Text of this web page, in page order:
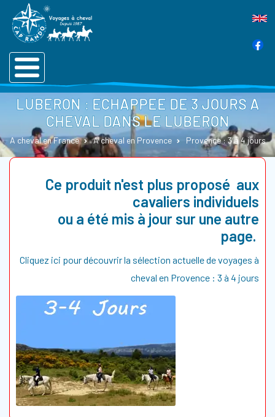
LUBERON : ECHAPPEE DE 3 JOURS A
CHEVAL DANS LE LUBERON
A cheval en France A cheval en Provence Provence : 3 à 4 jours
Ce produit n'est plus proposé aux
cavaliers individuels
ou a été mis à jour sur une autre
page.
Cliquez ici pour découvrir la sélection actuelle de voyages à
cheval en Provence : 3 à 4 jours